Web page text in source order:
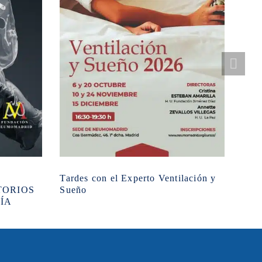
Tardes con el Experto Ventilación y
Sueño